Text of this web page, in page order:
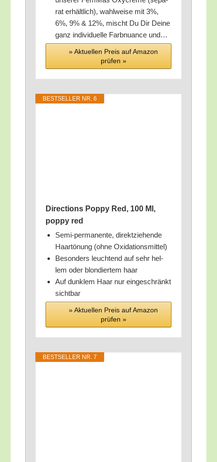
rat erhält­lich), wahl­wei­se mit 3%,
6%, 9% & 12%, mischt Du Dir Dei­ne
ganz indi­vi­du­el­le Farb­nu­an­ce und…
» Aktu­el­len Preis auf Ama­zon
prü­fen »
BEST­SEL­LER NR. 6
Direc­tions Pop­py Red, 100 Ml,
pop­py red
Semi-per­ma­nen­te, direkt­zie­hen­de
Haar­tö­nung (ohne Oxidationsmittel)
Beson­ders leuch­tend auf sehr hel­
lem oder blon­dier­tem haar
Auf dunk­lem Haar nur ein­ge­schränkt
sichtbar
» Aktu­el­len Preis auf Ama­zon
prü­fen »
BEST­SEL­LER NR. 7